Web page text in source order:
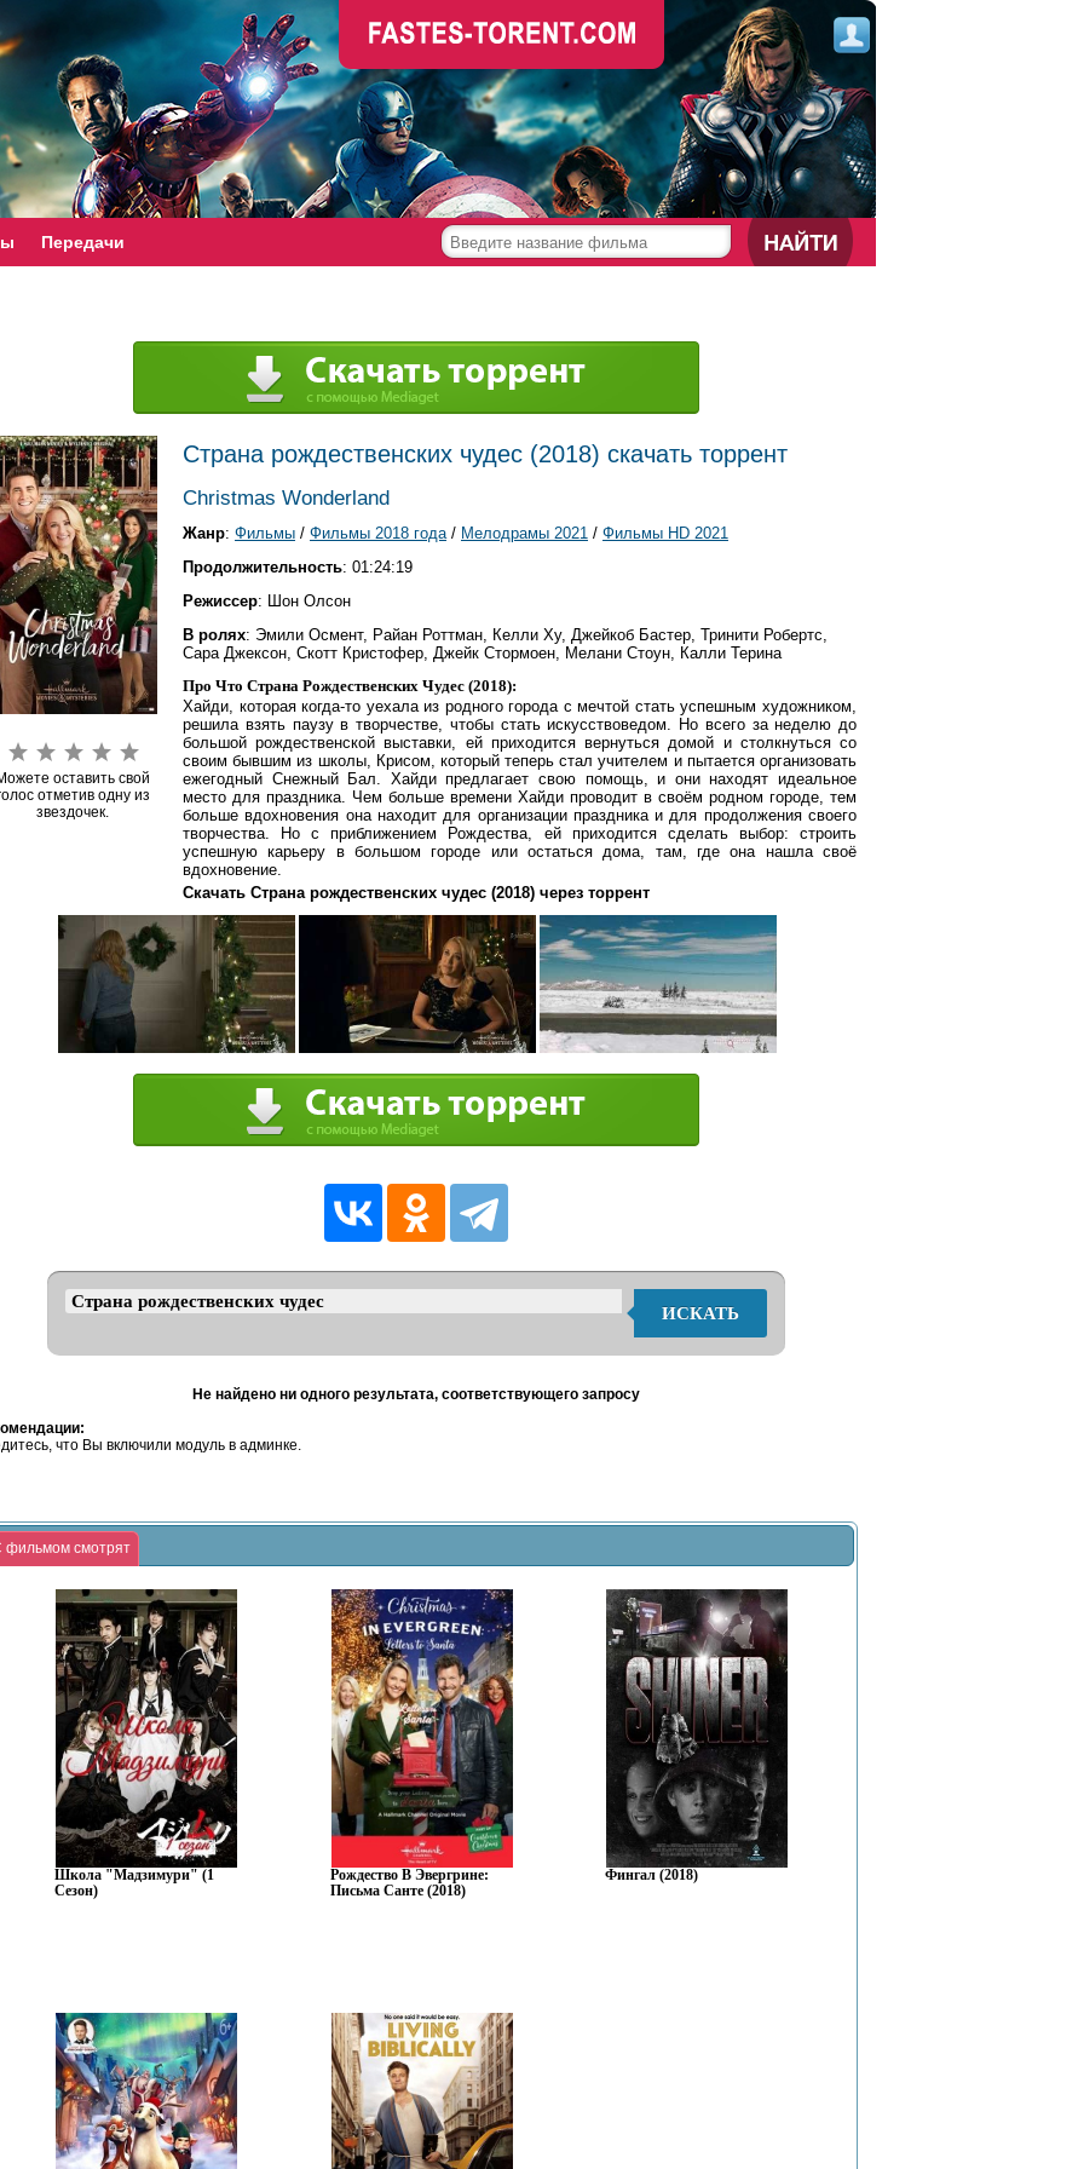
Передачи
оставить свой
отметив одну из
звездочек.
Страна рождественских чудес (2018) скачать торрент
Christmas Wonderland
Жанр: Фильмы / Фильмы 2018 года/ Мелодрамы 2021 / Фильмы HD 2021
Продолжительность: 01:24:19
Режиссер: Шон Олсон
В ролях: Эмили Осмент, Райан Роттман, Келли Ху, Джейкоб Бастер, Тринити Робертс,
Сара Джексон, Скотт Кристофер, Джейк Стормоен, Мелани Стоун, Калли Терина
Про Что Страна Рождественских Чудес (2018):
Хайди, которая когда-то уехала из родного города с мечтой стать успешным художником,
решила взять паузу в творчестве, чтобы стать искусствоведом. Но всего за неделю до
большой рождественской выставки, ей приходится вернуться домой и столкнуться со
своим бывшим из школы, Крисом, который теперь стал учителем и пытается организовать
ежегодный Снежный Бал. Хайди предлагает свою помощь, и они находят идеальное
место для праздника. Чем больше времени Хайди проводит в своём родном городе, тем
больше вдохновения она находит для организации праздника и для продолжения своего
творчества. Но с приближением Рождества, ей приходится сделать выбор: строить
успешную карьеру в большом городе или остаться дома, там, где она нашла своё
вдохновение.
Скачать Страна рождественских чудес (2018) через торрент
ИСКАТЬ
Не найдено ни одного результата, соответствующего запросу
что Вы включили модуль в админке.
фильмом смотрят
Школа "Мадзимури" (1
Сезон)
Рождество В Эвергрине:
Письма Санте (2018)
Фингал (2018)